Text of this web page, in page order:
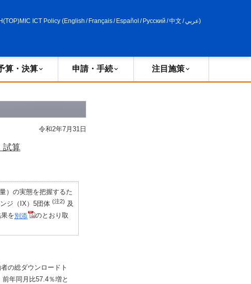
MIC ICT Policy (English / Français/ Español / Русский /中文 /عربي)
算・決算 申請・手続 注目施策
令和2年7月31日
試算
）の実態を把握するた
ジ（IX）5団体 (注2) 及
を別添
のとおり取
の総ダウンロードト
前年同月比57.4％増と